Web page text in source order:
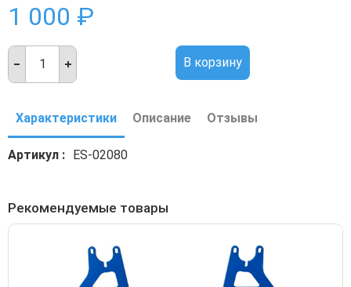
1 000 ₽
В корзину
Характеристики Описание Отзывы
Артикул ES-02080
Рекомендуемые товары